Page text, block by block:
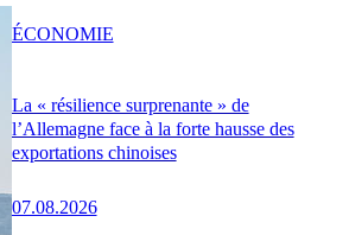
La « résilience surprenante » de
l’Allemagne face à la forte hausse des
exportations chinoises
07.08.2026
ÉCONOMIE